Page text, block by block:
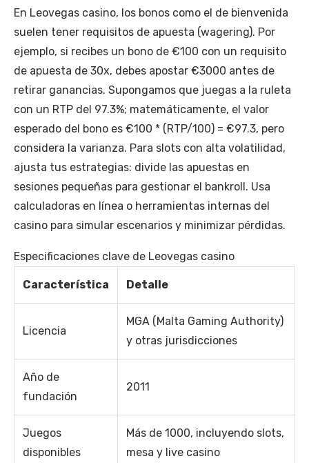
En Leovegas casino, los bonos como el de bienvenida
suelen tener requisitos de apuesta (wagering). Por
ejemplo, si recibes un bono de €100 con un requisito
de apuesta de 30x, debes apostar €3000 antes de
retirar ganancias. Supongamos que juegas a la ruleta
con un RTP del 97.3%; matemáticamente, el valor
esperado del bono es €100 * (RTP/100) = €97.3, pero
considera la varianza. Para slots con alta volatilidad,
ajusta tus estrategias: divide las apuestas en
sesiones pequeñas para gestionar el bankroll. Usa
calculadoras en línea o herramientas internas del
casino para simular escenarios y minimizar pérdidas.
Especificaciones clave de Leovegas casino
Característica Detalle
Licencia
MGA (Malta Gaming Authority)
y otras jurisdicciones
Año de
fundación
2011
Juegos
disponibles
Más de 1000, incluyendo slots,
mesa y live casino